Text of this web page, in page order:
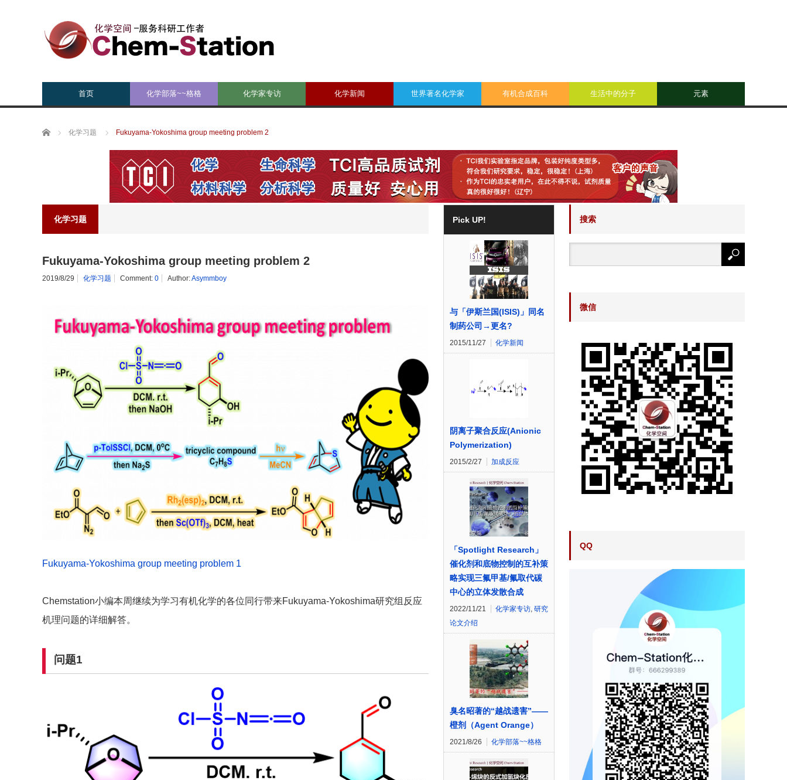
首页 化学部落~~格格 化学家专访 化学新闻 世界著名化学家 有机合成百科 生活中的分子 元素
Home 化学习题 Fukuyama-Yokoshima group meeting problem 2
化学习题
Fukuyama-Yokoshima group meeting problem 2
2019/8/29 化学习题 Comment: 0 Author:Asymmboy
Fukuyama-Yokoshima group meeting problem 1
Chemstation小编本周继续为学习有机化学的各位同行带来Fukuyama-Yokoshima研究组反应
机理问题的详细解答。
问题1
Pick UP!
与「伊斯兰国(ISIS)」同名
制药公司→更名?
2015/11/27 化学新闻
阴离子聚合反应(Anionic
Polymerization)
2015/2/27 加成反应
「Spotlight Research」
催化剂和底物控制的互补策
略实现三氟甲基/氟取代碳
中心的立体发散合成
2022/11/21 化学家专访, 研究
论文介绍
臭名昭著的“越战遗害”——
橙剂（Agent Orange）
2021/8/26 化学部落~~格格
搜索
微信
QQ